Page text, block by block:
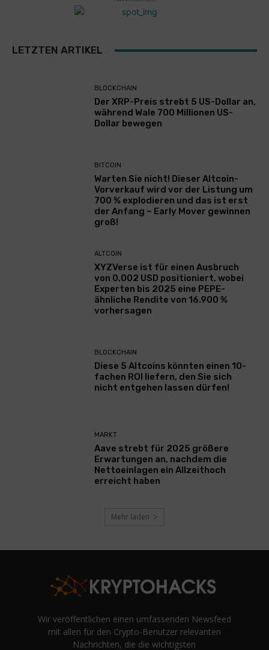
LETZTEN ARTIKEL
BLOCKCHAIN
Der XRP-Preis strebt 5 US-Dollar an,
während Wale 700 Millionen US-
Dollar bewegen
BITCOIN
Warten Sie nicht! Dieser Altcoin-
Vorverkauf wird vor der Listung um
700 % explodieren und das ist erst
der Anfang – Early Mover gewinnen
groß!
ALTCOIN
XYZVerse ist für einen Ausbruch
von 0,002 USD positioniert, wobei
Experten bis 2025 eine PEPE-
ähnliche Rendite von 16.900 %
vorhersagen
BLOCKCHAIN
Diese 5 Altcoins könnten einen 10-
fachen ROI liefern, den Sie sich
nicht entgehen lassen dürfen!
MARKT
Aave strebt für 2025 größere
Erwartungen an, nachdem die
Nettoeinlagen ein Allzeithoch
erreicht haben
Mehr laden
Wir veröffentlichen einen umfassenden Newsfeed
mit allen für den Crypto-Benutzer relevanten
Nachrichten, die die wichtigsten